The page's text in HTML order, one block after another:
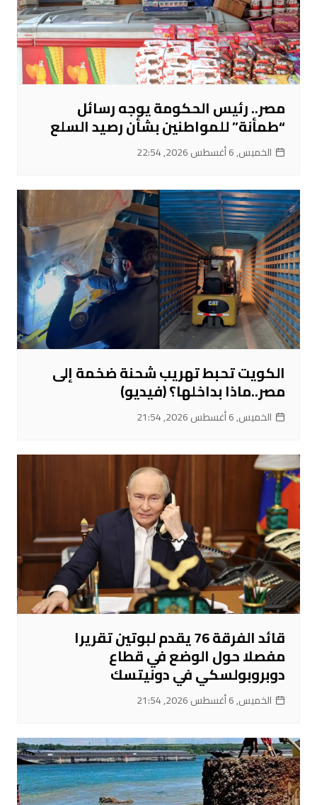
مصر.. رئيس الحكومة يوجه رسائل
“طمأنة” للمواطنين بشأن رصيد السلع
الخميس, 6 أغسطس 2026, 22:54
الكويت تحبط تهريب شحنة ضخمة إلى
مصر..ماذا بداخلها؟ (فيديو)
الخميس, 6 أغسطس 2026, 21:54
قائد الفرقة 76 يقدم لبوتين تقريرا
مفصلا حول الوضع في قطاع
دوبروبولسكي في دونيتسك
الخميس, 6 أغسطس 2026, 21:54